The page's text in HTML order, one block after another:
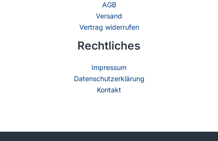
AGB
Versand
Vertrag widerrufen
Rechtliches
Impressum
Datenschutzerklärung
Kontakt